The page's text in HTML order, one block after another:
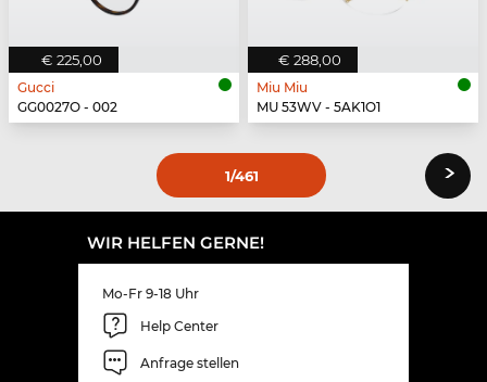
€ 225,00
Gucci
GG0027O - 002
€ 288,00
Miu Miu
MU 53WV - 5AK1O1
1/461 ›
WIR HELFEN GERNE!
Mo-Fr 9-18 Uhr
Help Center
Anfrage stellen